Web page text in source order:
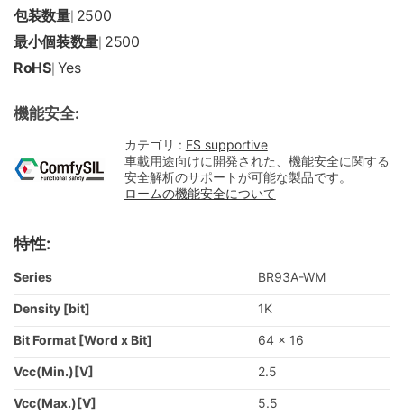
包装数量| 2500
最小個装数量 2500
RoHS| Yes
機能安全:
カテゴリ : FS supportive
車載用途向けに開発された、機能安全に関する
安全解析のサポートが可能な製品です。
ロームの機能安全について
特性:
Series BR93A-WM
Density [bit] 1K
Bit Format [Word x Bit] 64 x 16
Vcc(Min.)[V] 2.5
Vcc(Max.)[V] 5.5